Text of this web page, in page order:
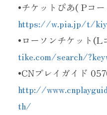
•チケットぴあ( Pコ
https://w.pia.jp/t/
•ローソンチケット(L
tike.com/search/
•CNプレイガイド
http://
th/